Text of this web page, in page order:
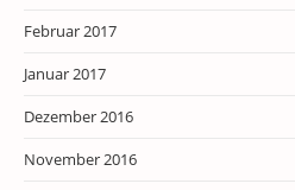
Februar 2017
Januar 2017
Dezember 2016
November 2016